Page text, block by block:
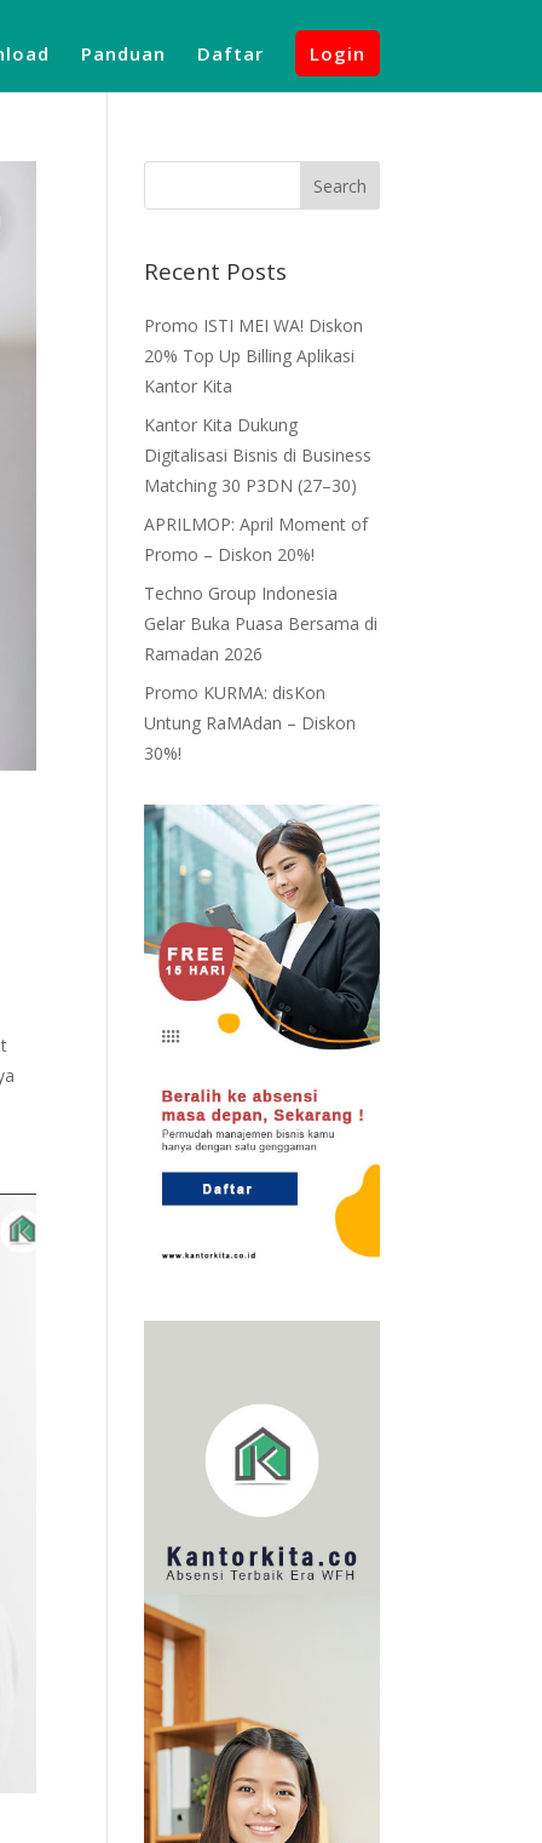
Panduan Daftar Login
Recent Posts
Promo ISTI MEI WA! Diskon
20% Top Up Billing Aplikasi
Kantor Kita
Kantor Kita Dukung
Digitalisasi Bisnis di Business
Matching 30 P3DN (27–30)
APRILMOP: April Moment of
Promo – Diskon 20%!
Techno Group Indonesia
Gelar Buka Puasa Bersama di
Ramadan 2026
Promo KURMA: disKon
Untung RaMAdan – Diskon
30%!